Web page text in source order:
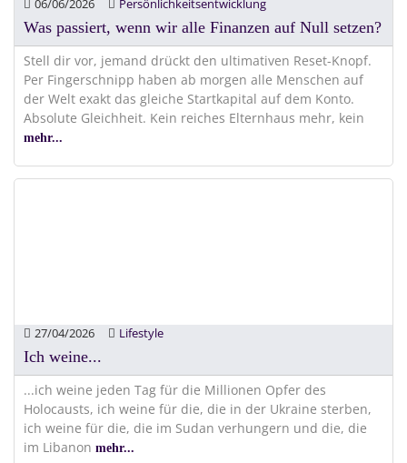
06/06/2026 Persönlichkeitsentwicklung
Was passiert, wenn wir alle Finanzen auf Null setzen?
Stell dir vor, jemand drückt den ultimativen Reset-Knopf.
Per Fingerschnipp haben ab morgen alle Menschen auf
der Welt exakt das gleiche Startkapital auf dem Konto.
Absolute Gleichheit. Kein reiches Elternhaus mehr, kein
mehr...
27/04/2026 Lifestyle
Ich weine...
...ich weine jeden Tag für die Millionen Opfer des
Holocausts, ich weine für die, die in der Ukraine sterben,
ich weine für die, die im Sudan verhungern und die, die
im Libanon mehr...